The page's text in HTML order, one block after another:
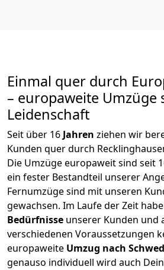
Einmal quer durch
– europaweite Umzüge
Leidenschaft
Seit über 16 Jahren ziehen wir
Kunden quer durch
Die Umzüge europaweit sind seit
ein fester Bestandteil unserer
Fernumzüge sind mit unseren
gewachsen. Im Laufe der Zeit
Bedürfnisse unserer Kunden und
verschiedenen Voraussetzungen
europaweite Umzug nach
genauso individuell wird auch